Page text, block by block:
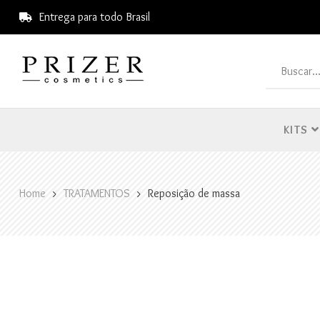
Entrega para todo Brasil
KITS
Home TRATAMENTOS Reposição de massa